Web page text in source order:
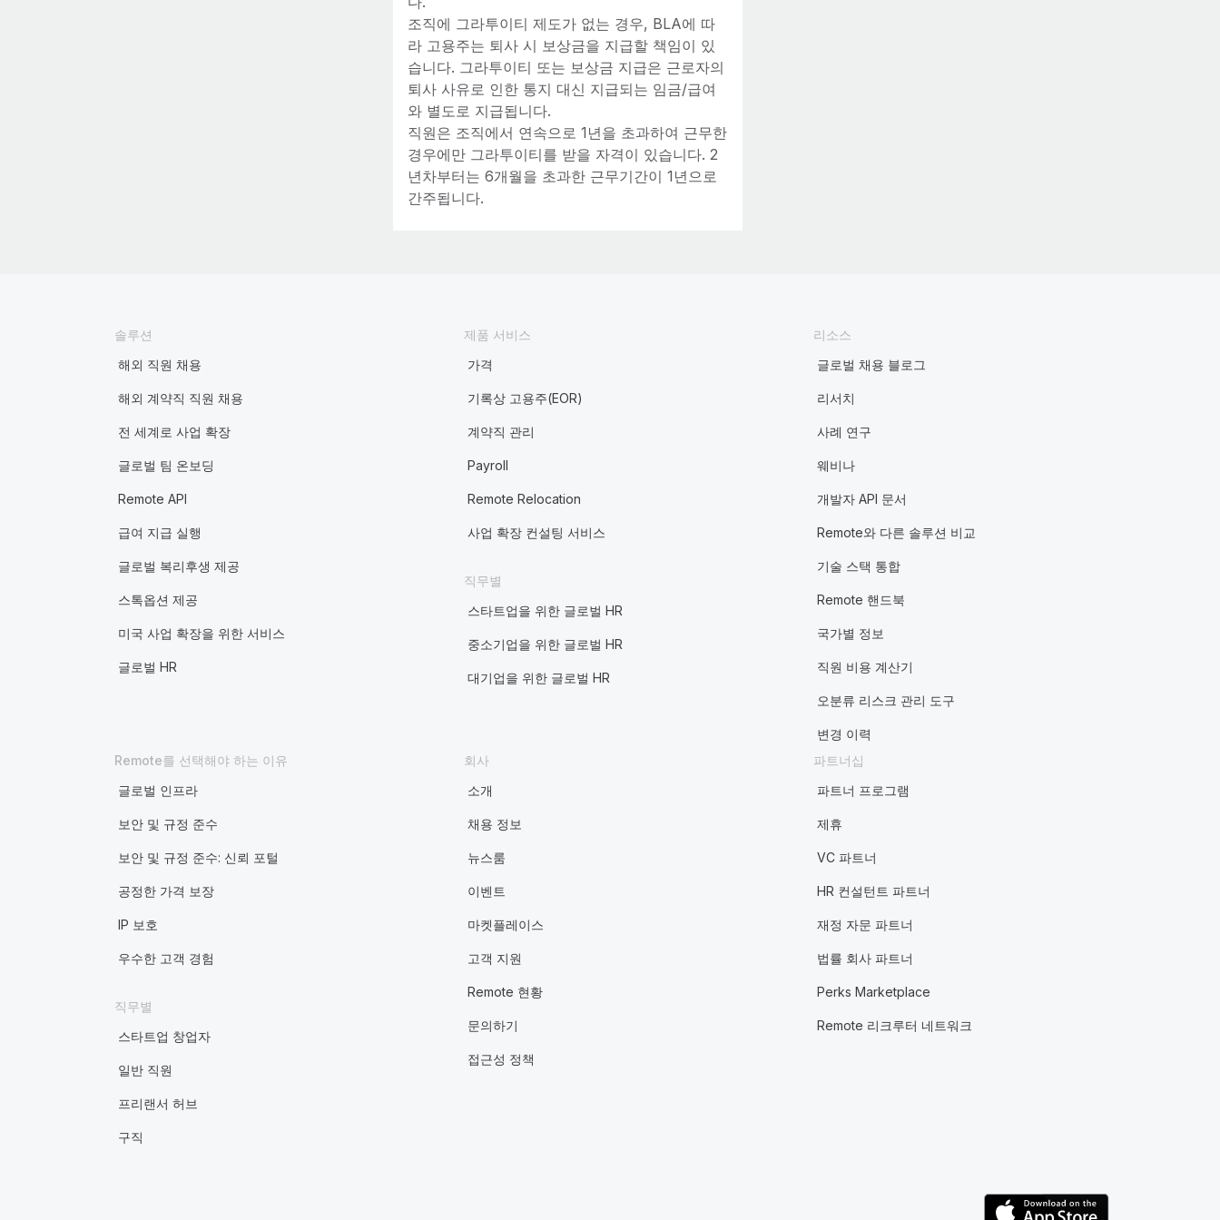
조직에 그라투이티 제도가 없는 경우, BLA에 따
라 고용주는 퇴사 시 보상금을 지급할 책임이 있
습니다. 그라투이티 또는 보상금 지급은 근로자의
퇴사 사유로 인한 통지 대신 지급되는 임금/급여
와 별도로 지급됩니다.
직원은 조직에서 연속으로 1년을 초과하여 근무한
경우에만 그라투이티를 받을 자격이 있습니다. 2
년차부터는 6개월을 초과한 근무기간이 1년으로
간주됩니다.
솔루션
해외 직원 채용
해외 계약직 직원 채용
전 세계로 사업 확장
글로벌 팀 온보딩
Remote API
급여 지급 실행
글로벌 복리후생 제공
스톡옵션 제공
미국 사업 확장을 위한 서비스
글로벌 HR
제품 서비스
가격
기록상 고용주(EOR)
계약직 관리
Payroll
Remote Relocation
사업 확장 컨설팅 서비스
직무별
스타트업을 위한 글로벌 HR
중소기업을 위한 글로벌 HR
대기업을 위한 글로벌 HR
리소스
글로벌 채용 블로그
리서치
사례 연구
웨비나
개발자 API 문서
Remote와 다른 솔루션 비교
기술 스택 통합
Remote 핸드북
국가별 정보
직원 비용 계산기
오분류 리스크 관리 도구
변경 이력
Remote를 선택해야 하는 이유
글로벌 인프라
보안 및 규정 준수
보안 및 규정 준수: 신뢰 포털
공정한 가격 보장
IP 보호
우수한 고객 경험
직무별
스타트업 창업자
일반 직원
프리랜서 허브
구직
회사
소개
채용 정보
뉴스룸
이벤트
마켓플레이스
고객 지원
Remote 현황
문의하기
접근성 정책
파트너십
파트너 프로그램
제휴
VC 파트너
HR 컨설턴트 파트너
재정 자문 파트너
법률 회사 파트너
Perks Marketplace
Remote 리크루터 네트워크